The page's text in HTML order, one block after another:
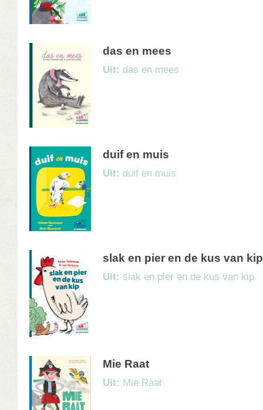
das en mees
Uit: das en mees
duif en muis
Uit: duif en muis
slak en pier en de kus van kip
Uit: slak en pier en de kus van kip
Mie Raat
Uit: Mie Raat